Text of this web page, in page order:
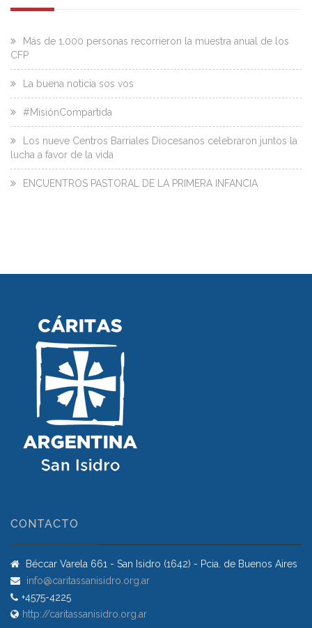
Más de 1.000 personas recorrieron la muestra anual de los
CFP
La buena noticia sos vos
#MisiónCompartida
Los nueve Centros Barriales Diocesanos celebraron juntos la
lucha a favor de la vida
ENCUENTROS PASTORAL DE LA PRIMERA INFANCIA
CONTACTO
Béccar Varela 661 - San Isidro (1642) - Pcia. de Buenos Aires
info@caritassanisidro.org.ar
+4575-4225
http://caritassanisidro.org.ar